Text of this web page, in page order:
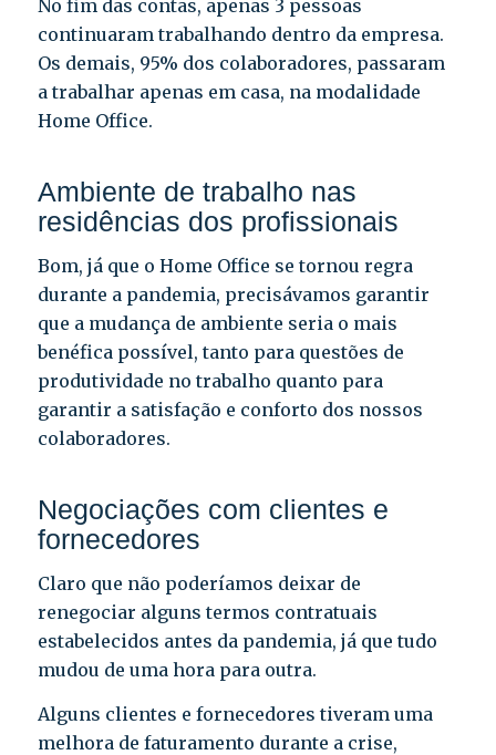
No fim das contas, apenas 3 pessoas
continuaram trabalhando dentro da empresa.
Os demais, 95% dos colaboradores, passaram
a trabalhar apenas em casa, na modalidade
Home Office.
Ambiente de trabalho nas
residências dos profissionais
Bom, já que o Home Office se tornou regra
durante a pandemia, precisávamos garantir
que a mudança de ambiente seria o mais
benéfica possível, tanto para questões de
produtividade no trabalho quanto para
garantir a satisfação e conforto dos nossos
colaboradores.
Negociações com clientes e
fornecedores
Claro que não poderíamos deixar de
renegociar alguns termos contratuais
estabelecidos antes da pandemia, já que tudo
mudou de uma hora para outra.
Alguns clientes e fornecedores tiveram uma
melhora de faturamento durante a crise,